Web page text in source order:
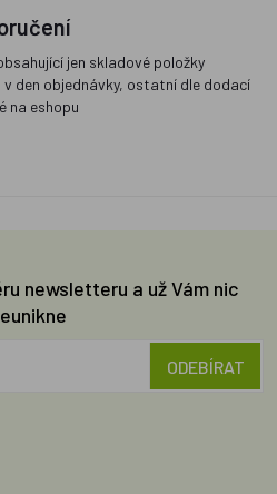
jen skladové položky
v den objednávky, ostatní dle dodací
na eshopu
newsletteru a už Vám nic
ODEBÍRAT